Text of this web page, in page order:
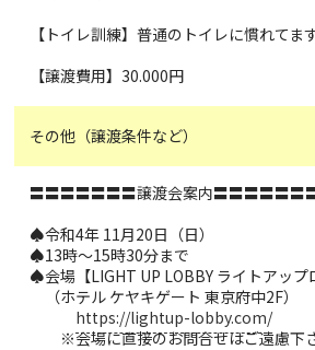
【トイレ訓練】普通のトイレに慣れてま
【譲渡費用】30.000円
その他（譲渡条件など）
〓〓〓〓〓〓〓譲渡会案内〓〓〓〓〓〓
♠︎令和4年 11月20日（日）
♠︎13時〜15時30分まで
♠︎会場【LIGHT UP LOBBY ライトアップ
（ホテル ケヤキゲート 東京府中2F）
https://lightup-lobby.com/
※会場に直接のお問合せはご遠慮下